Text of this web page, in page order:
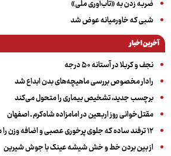
ضربه زدن به «تاب‌آوری ملی»
شبی که خاورمیانه عوض شد
آخرین اخبار
نجف و کربلا در آستانه ۵۰ درجه
رادار مخصوص بررسی ماهیچه‌های بدن ابداع شد
برچسب جدید، تشخیص بیماری را متحول می‌کند
مقتل‌خوانی روز اربعین در امامزاده شاه‌کرم ـ اصفهان
۱۲ ترفند ساده که جلوی پرخوری عصبی و اضافه ‌وزن را می‌گیرد
از بین بردن خط و خش شیشه عینک با جوش شیرین